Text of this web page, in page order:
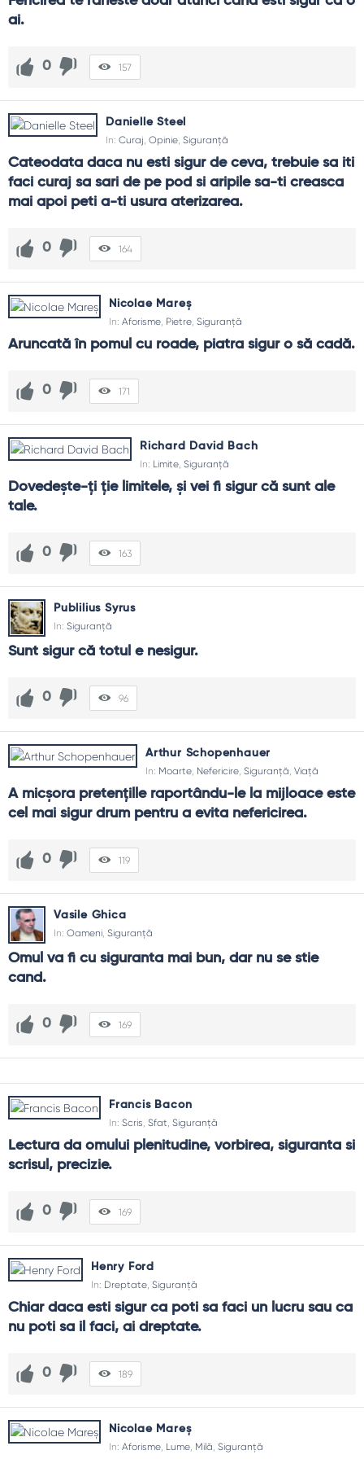
procesul.
ai.
0 157
Danielle Steel
In: Curaj, Opinie, Siguranță
Cateodata daca nu esti sigur de ceva, trebuie sa iti
faci curaj sa sari de pe pod si aripile sa-ti creasca
mai apoi peti a-ti usura aterizarea.
0 164
Nicolae Mareș
In: Aforisme, Pietre, Siguranță
Aruncată în pomul cu roade, piatra sigur o să cadă.
0 171
Richard David Bach
In: Limite, Siguranță
Dovedeşte-ţi ţie limitele, şi vei fi sigur că sunt ale
tale.
0 163
Publilius Syrus
In: Siguranță
Sunt sigur că totul e nesigur.
0 96
Arthur Schopenhauer
In: Moarte, Nefericire, Siguranță, Viață
A micşora pretenţille raportându-le la mijloace este
cel mai sigur drum pentru a evita nefericirea.
0 119
Vasile Ghica
In: Oameni, Siguranță
Omul va fi cu siguranta mai bun, dar nu se stie
cand.
0 169
Francis Bacon
In: Scris, Sfat, Siguranță
Lectura da omului plenitudine, vorbirea, siguranta si
scrisul, precizie.
0 169
Henry Ford
In: Dreptate, Siguranță
Chiar daca esti sigur ca poti sa faci un lucru sau ca
nu poti sa il faci, ai dreptate.
0 189
Nicolae Mareș
In: Aforisme, Lume, Milă, Siguranță